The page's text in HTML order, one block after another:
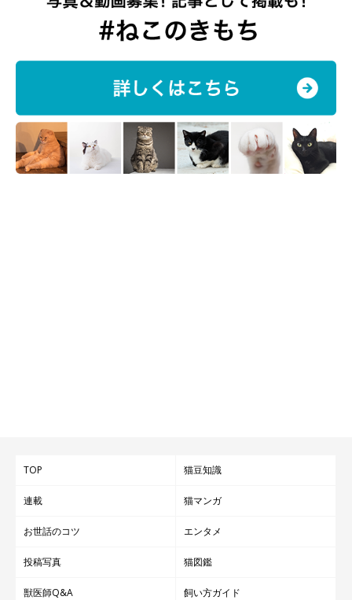
ワサビちゃんを含む4匹の愛猫への思い
飼い主さん家族は現在、ワサビちゃんを含めた4匹の愛猫と暮ら
うな思いを語っていました。
飼い主さん：
TOP 猫豆知識
連載 猫マンガ
お世話のコツ エンタメ
投稿写真 猫図鑑
獣医師Q&A 飼い方ガイド